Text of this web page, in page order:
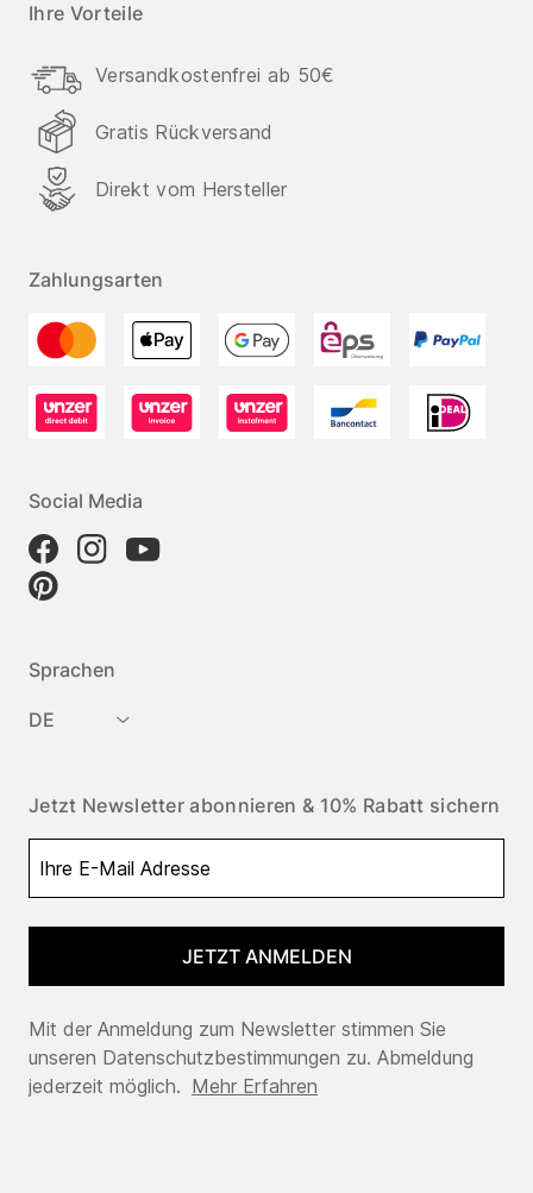
Ihre Vorteile
Versandkostenfrei ab 50€
Gratis Rückversand
Direkt vom Hersteller
Zahlungsarten
Social Media
Sprachen
DE
Jetzt Newsletter abonnieren & 10% Rabatt sichern
JETZT ANMELDEN
Mit der Anmeldung zum Newsletter stimmen Sie
unseren Datenschutzbestimmungen zu. Abmeldung
jederzeit möglich. Mehr Erfahren